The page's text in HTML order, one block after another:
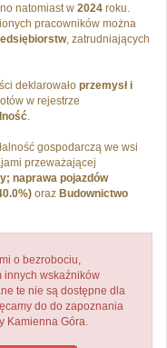
natomiast w 2024 roku.
pracowników można
, zatrudniających
deklarowało przemysł i
w rejestrze
.
gospodarczą we wsi
przeważającej
naprawa pojazdów
oraz Budownictwo
o bezrobociu,
innych wskaźników
te nie są dostępne dla
do do zapoznania
Kamienna Góra.